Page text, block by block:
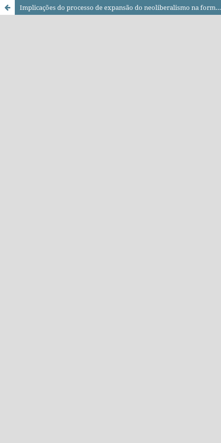
Implicações do processo de expansão do neoliberalismo na formação inicial docente: uma análise a partir dos documentos da UNESCO